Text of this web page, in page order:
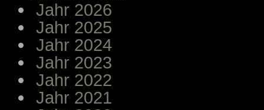
Jahr 2026
Jahr 2025
Jahr 2024
Jahr 2023
Jahr 2022
Jahr 2021